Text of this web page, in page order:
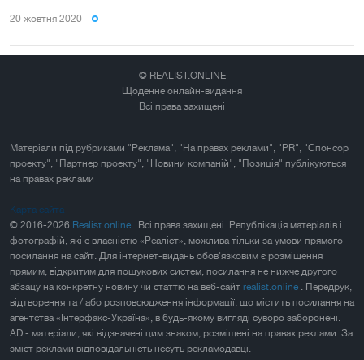
20 жовтня 2020
© REALIST.ONLINE
Щоденне онлайн-видання
Всі права захищені
Матеріали під рубриками "Реклама", "На правах реклами", "PR", "Спонсор
проекту", "Партнер проекту", "Новини компаній", "Позиція" публікуються
на правах реклами
Карта сайта
© 2016-2026 Realist.online . Всі права захищені. Републікація матеріалів і
фотографій, які є власністю «Реаліст», можлива тільки за умови прямого
посилання на сайт. Для інтернет-видань обов'язковим є розміщення
прямим, відкритим для пошукових систем, посилання не нижче другого
абзацу на конкретну новину чи статтю на веб-сайт realist.online . Передрук,
відтворення та / або розповсюдження інформації, що містить посилання на
агентства «Інтерфакс-Україна», в будь-якому вигляді суворо заборонені.
AD - матеріали, які відзначені цим знаком, розміщені на правах реклами. За
зміст реклами відповідальність несуть рекламодавці.